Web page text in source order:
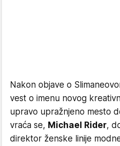
Nakon objave o
vest o imenu novog
upravo upražnjeno mesto
vraća se, Michael Rider,
direktor ženske linije